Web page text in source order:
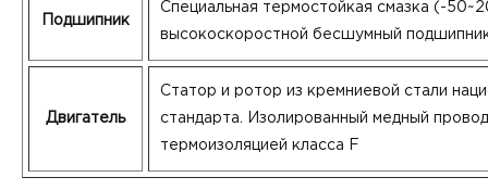
Подшипник
Специальная термостойкая смазка (-
высокоскоростной бесшумный
Двигатель
Статор и ротор из кремниевой стали
стандарта. Изолированный медный
термоизоляцией класса F